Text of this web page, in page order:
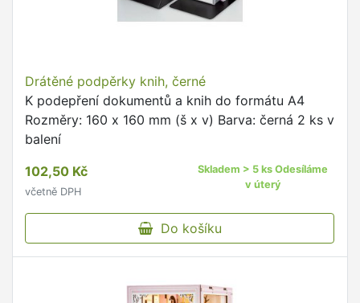
Drátěné podpěrky knih, černé
K podepření dokumentů a knih do formátu A4
Rozměry: 160 x 160 mm (š x v) Barva: černá 2 ks v
balení
102,50 Kč
včetně DPH
Skladem > 5 ks Odesíláme
v úterý
Do košíku